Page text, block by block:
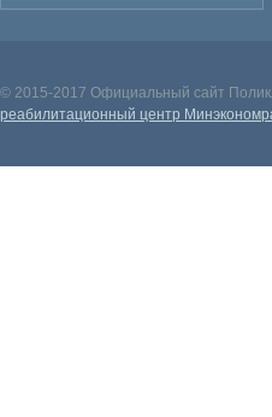
© 2015-2017 Официальный сайт
реабилитационный центр